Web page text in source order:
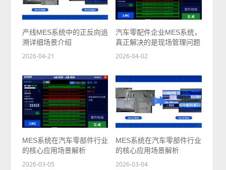
产线MES系统中的正反向追
溯详细场景介绍
2026-04-21
汽车零配件企业MES系统，
真正解决的是现场管理问题
2026-04-02
MES系统在汽车零部件行业
的核心应用场景解析
2026-03-05
MES系统在汽车零部件行业
的核心应用场景解析
2026-03-04